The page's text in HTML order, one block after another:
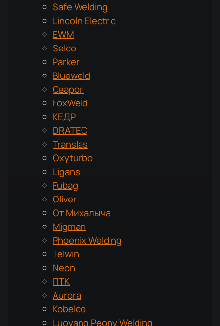
Safe Welding
Lincoln Electric
EWM
Selco
Parker
Blueweld
Сварог
FoxWeld
КЕДР
DRATEC
Translas
Oxyturbo
Ligans
Fubag
Oliver
От Михалыча
Migman
Phoenix Welding
Telwin
Neon
ПТК
Aurora
Kobelco
Luoyang Peony Welding